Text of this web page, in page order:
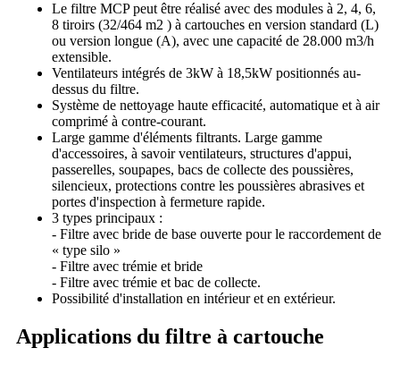
Le filtre MCP peut être réalisé avec des modules à 2, 4, 6,
8 tiroirs (32/464 m2 ) à cartouches en version standard (L)
ou version longue (A), avec une capacité de 28.000 m3/h
extensible.
Ventilateurs intégrés de 3kW à 18,5kW positionnés au-
dessus du filtre.
Système de nettoyage haute efficacité, automatique et à air
comprimé à contre-courant.
Large gamme d'éléments filtrants. Large gamme
d'accessoires, à savoir ventilateurs, structures d'appui,
passerelles, soupapes, bacs de collecte des poussières,
silencieux, protections contre les poussières abrasives et
portes d'inspection à fermeture rapide.
3 types principaux :
- Filtre avec bride de base ouverte pour le raccordement de
« type silo »
- Filtre avec trémie et bride
- Filtre avec trémie et bac de collecte.
Possibilité d'installation en intérieur et en extérieur.
Applications du filtre à cartouche